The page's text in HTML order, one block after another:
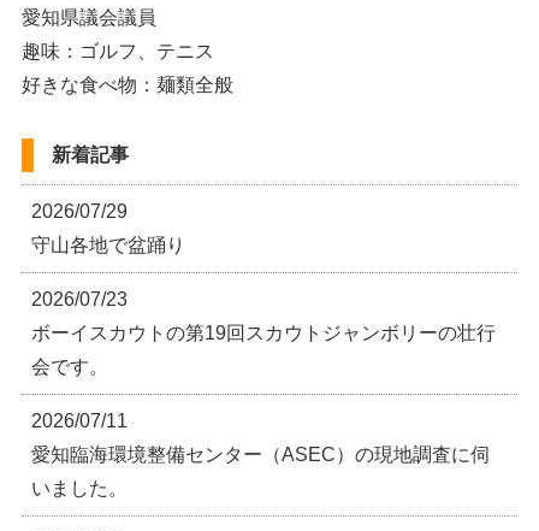
愛知県議会議員
趣味：ゴルフ、テニス
好きな食べ物：麺類全般
新着記事
2026/07/29
守山各地で盆踊り
2026/07/23
ボーイスカウトの第19回スカウトジャンボリーの壮行
会です。
2026/07/11
愛知臨海環境整備センター（ASEC）の現地調査に伺
いました。